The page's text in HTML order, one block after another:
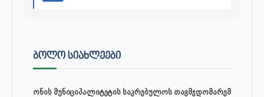
ᲑᲝᲚᲝ ᲡᲘᲐᲮᲚᲔᲔᲑᲘ
ონის მუნიციპალიტეტის საკრებულოს თავმჯდომარემ